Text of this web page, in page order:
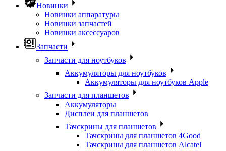
Новинки
Новинки аппаратуры
Новинки запчастей
Новинки аксессуаров
Запчасти
Запчасти для ноутбуков
Аккумуляторы для ноутбуков
Аккумуляторы для ноутбуков Apple
Запчасти для планшетов
Аккумуляторы
Дисплеи для планшетов
Тачскрины для планшетов
Тачскрины для планшетов 4Good
Тачскрины для планшетов Alcatel